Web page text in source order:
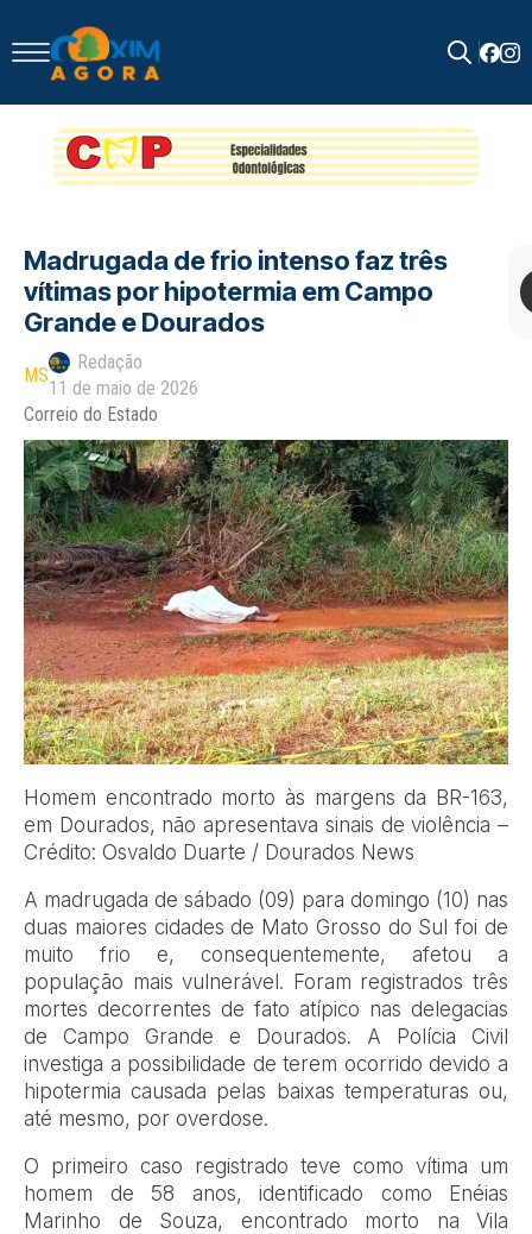
for:
Madrugada de frio intenso faz três
vítimas por hipotermia em Campo
Grande e Dourados
MS
Redação
11 de maio de 2026
Correio do Estado
Homem encontrado morto às margens da BR-163,
em Dourados, não apresentava sinais de violência –
Crédito: Osvaldo Duarte / Dourados News
A madrugada de sábado (09) para domingo (10) nas
duas maiores cidades de Mato Grosso do Sul foi de
muito frio e, consequentemente, afetou a
população mais vulnerável. Foram registrados três
mortes decorrentes de fato atípico nas delegacias
de Campo Grande e Dourados. A Polícia Civil
investiga a possibilidade de terem ocorrido devido a
hipotermia causada pelas baixas temperaturas ou,
até mesmo, por overdose.
O primeiro caso registrado teve como vítima um
homem de 58 anos, identificado como Enéias
Marinho de Souza, encontrado morto na Vila